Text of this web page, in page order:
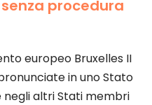
procedura
europeo Bruxelles II
in uno Stato
altri Stati membri